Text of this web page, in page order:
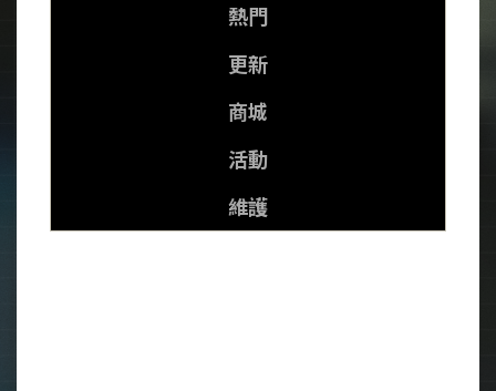
熱門
更新
商城
活動
維護